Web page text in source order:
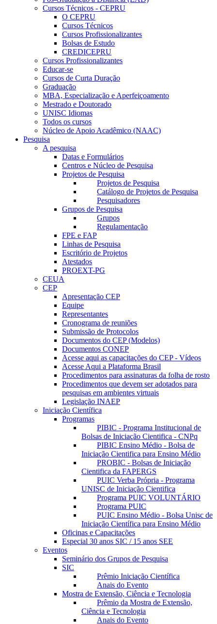
Cursos Técnicos - CEPRU
O CEPRU
Cursos Técnicos
Cursos Profissionalizantes
Bolsas de Estudo
CREDICEPRU
Cursos Profissionalizantes
Educar-se
Cursos de Curta Duração
Graduação
MBA, Especialização e Aperfeiçoamento
Mestrado e Doutorado
UNISC Idiomas
Todos os cursos
Núcleo de Apoio Acadêmico (NAAC)
Pesquisa
A pesquisa
Datas e Formulários
Centros e Núcleo de Pesquisa
Projetos de Pesquisa
Projetos de Pesquisa
Catálogo de Projetos de Pesquisa
Pesquisadores
Grupos de Pesquisa
Grupos
Regulamentação
FPE e FAP
Linhas de Pesquisa
Escritório de Projetos
Atestados
PROEXT-PG
CEUA
CEP
Apresentação CEP
Equipe
Representantes
Cronograma de reuniões
Submissão de Protocolos
Documentos do CEP (Modelos)
Documentos CONEP
Acesse aqui as capacitações do CEP - Vídeos
Acesse Aqui a Plataforma Brasil
Procedimentos para assinaturas da folha de rosto
Procedimentos que devem ser adotados para
pesquisas em ambientes virtuais
Legislação INAEP
Iniciação Científica
Programas
PIBIC - Programa Institucional de
Bolsas de Iniciação Cientifica - CNPq
PIBIC Ensino Médio - Bolsa de
Iniciação Cientifica para Ensino Médio
PROBIC - Bolsas de Iniciação
Cientifica da FAPERGS
PUIC Verba Própria - Programa
UNISC de Iniciação Cientifica
Programa PUIC VOLUNTÁRIO
Programa PUIC
PUIC Ensino Médio - Bolsa Unisc de
Iniciação Científica para Ensino Médio
Oficinas e Capacitações
Especial 30 anos SIC / 15 anos SEE
Eventos
Seminário dos Grupos de Pesquisa
SIC
Prêmio Iniciação Científica
Anais do Evento
Mostra de Extensão, Ciência e Tecnologia
Prêmio da Mostra de Extensão,
Ciência e Tecnologia
Anais do Evento